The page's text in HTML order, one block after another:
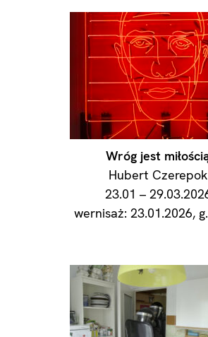
Wróg jest
Hubert Czerepok
23.01 –
wernisaż: 23.01.2026,